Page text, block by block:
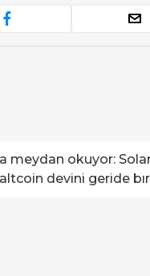
meydan okuyor:
altcoin devini geride